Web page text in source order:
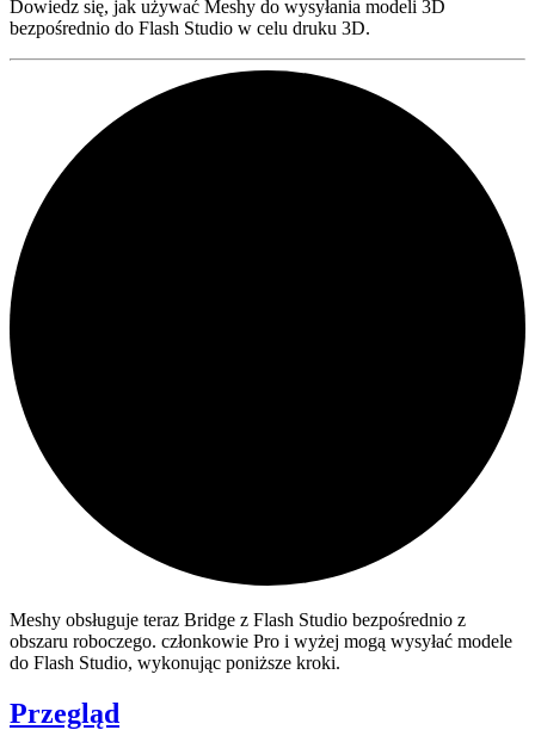
Dowiedz się, jak używać Meshy do wysyłania modeli 3D
bezpośrednio do Flash Studio w celu druku 3D.
Meshy obsługuje teraz Bridge z Flash Studio bezpośrednio z
obszaru roboczego. członkowie Pro i wyżej mogą wysyłać modele
do Flash Studio, wykonując poniższe kroki.
Przegląd